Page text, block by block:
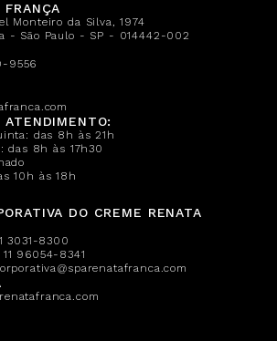
FRANÇA
Monteiro da Silva, 1974
- São Paulo - SP - 014442-002
9556
ATENDIMENTO:
das 8h às 21h
das 8h às 17h30
10h às 18h
DO CREME RENATA
3031-8300
11 96054-8341